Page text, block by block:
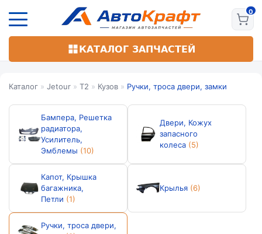
основному
КАТАЛОГ ЗАПЧАСТЕЙ
Каталог » Jetour » T2 » Кузов » Ручки, троса двери, замки
Бампера, Решетка
радиатора,
Усилитель,
Эмблемы (10)
Двери, Кожух
запасного
колеса (5)
Капот, Крышка
багажника,
Петли (1)
Крылья (6)
Ручки, троса двери,